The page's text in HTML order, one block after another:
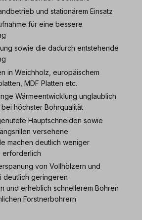
und stationärem Einsatz
für eine bessere
sowie die dadurch entstehende
in Weichholz, europäischem
MDF Platten etc.
Wärmeentwicklung unglaublich
höchster Bohrqualität
Hauptschneiden sowie
versehene
machen deutlich weniger
erforderlich
von Vollhölzern und
deutlich geringeren
und erheblich schnellerem Bohren
Forstnerbohrern